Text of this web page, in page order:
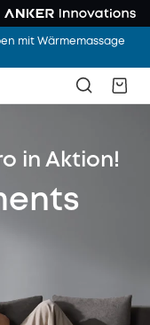
mit Wärmemassage
in Aktion!